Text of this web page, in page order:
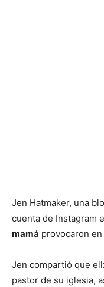
Jen Hatmaker, una
cuenta de Instagram
mamá provocaron
Jen compartió que
pastor de su iglesia,